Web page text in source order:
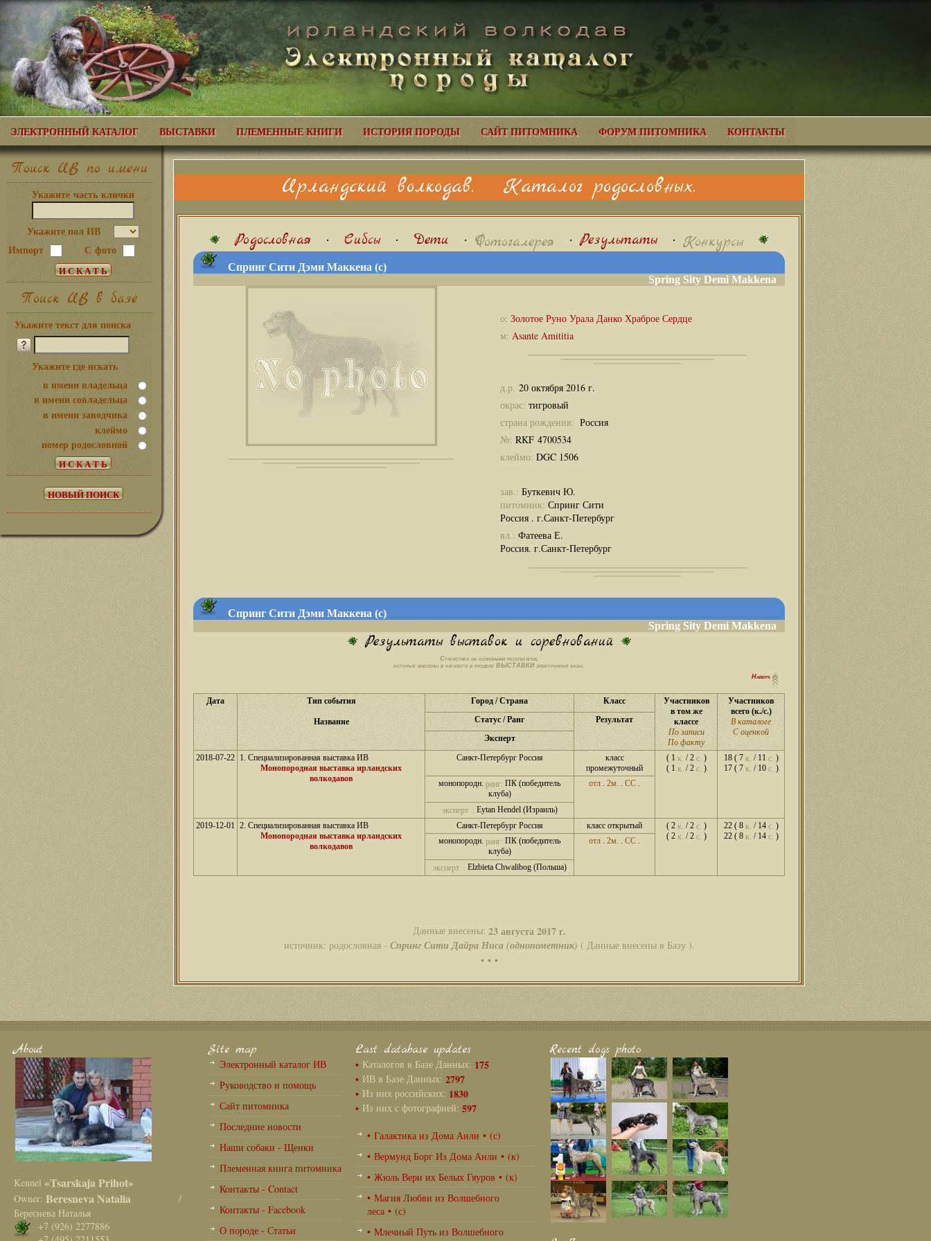
ЭЛЕКТРОННЫЙ КАТАЛОГ ВЫСТАВКИ ПЛЕМЕННЫЕ КНИГИ ИСТОРИЯ ПОРОДЫ САЙТ ПИТОМНИКА ФОРУМ ПИТОМНИКА КОНТАКТЫ
Поиск ИВ по имени
Укажите часть клички
Укажите пол ИВ
Импорт
С фото
Поиск ИВ в базе
Укажите текст для поиска
Укажите где искать
в имени владельца
в имени совладельца
в имени заводчика
клеймо
номер родословной
Ирландский волкодав. Каталог родословных.
Родословная • Сибсы• Дети • Фотогалерея •Результаты• Конкурсы
Спринг Сити Дэми Маккена (с)
Spring Sity Demi Makkena
о: Золотое Руно Урала Данко Храброе Сердце
м: Asante Amititia
д.р. 20 октября 2016 г.
окрас: тигровый
страна рождения: Россия
№: RKF 4700534
клеймо: DGC 1506
зав.: Буткевич Ю.
питомник: Спринг Сити
Россия . г.Санкт-Петербург
вл.: Фатеева Е.
Россия. г.Санкт-Петербург
Спринг Сити Дэми Маккена (с)
Spring Sity Demi Makkena
Результаты выставок и соревнований
Статистика на основании результатов,
которые внесены в каталоги в разделе ВЫСТАВКИэлектронной базы.
Наверх
Дата Тип события
Название
Город / Страна Класс
Участников
в том же
классе
По записи
По факту
Участников
всего (к./с.)
В каталоге
С оценкой
Статус / Ранг
Результат
Эксперт
2018-07-22 1. Специализированная выставка ИВ
Монопородная выставка ирландских
волкодавов
Санкт-Петербург Россия
класс
промежуточный
( 1 к. / 2 с. )
( 1 к. / 2 с. )
18 ( 7 к. / 11 с. )
17 ( 7 к. / 10 с. )
монопородн. ранг: ПК (победитель
клуба)
отл 2м. СС
эксперт : Eytan Hendel (Израиль)
2019-12-01
2. Специализированная выставка ИВ
Монопородная выставка ирландских
волкодавов
Санкт-Петербург Россия класс открытый ( 2 к. / 2 с. )
( 2 к. / 2 с. )
22 ( 8 к. / 14 с. )
22 ( 8 к. / 14 с. )
монопородн. ранг: ПК (победитель
клуба)
отл 2м. СС
эксперт : Elzbieta Chwalibog (Польша)
Данные внесены: 23 августа 2017 г.
источник: родословная - Спринг Сити Дайра Ниса (однопометник) ( Данные внесены в Базу ).
• • •
About
Kennel «Tsarskaja Prihot»
Owner: Beresneva Natalia /
Береснева Наталья
+7 (926) 2277886
Site map
Электронный каталог ИВ
Руководство и помощь
Сайт питомника
Последние новости
Наши собаки - Щенки
Племенная книга питомника
Контакты - Contact
Контакты - Facebook
О породе - Статьи
Last database updates
• Каталогов в Базе Данных: 175
• ИВ в Базе Данных: 2797
• Из них российских: 1830
• Из них с фотографией: 597
• Галактика из Дома Анли • (с)
• Вермунд Борг Из Дома Анли • (к)
• Жюль Верн их Белых Гяуров • (к)
• Магия Любви из Волшебного
леса • (с)
• Млечный Путь из Волшебного
Recent dogs photo